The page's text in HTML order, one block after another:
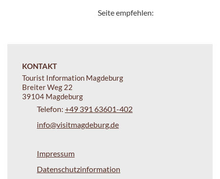
Seite empfehlen:
KONTAKT
Tourist Information Magdeburg
Breiter Weg 22
39104 Magdeburg
Telefon: +49 391 63601-402
info@visitmagdeburg.de
Impressum
Datenschutzinformation